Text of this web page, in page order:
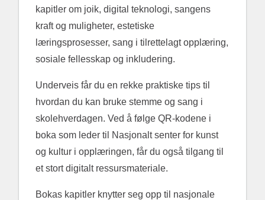
kapitler om joik, digital teknologi, sangens
kraft og muligheter, estetiske
læringsprosesser, sang i tilrettelagt opplæring,
sosiale fellesskap og inkludering.
Underveis får du en rekke praktiske tips til
hvordan du kan bruke stemme og sang i
skolehverdagen. Ved å følge QR-kodene i
boka som leder til Nasjonalt senter for kunst
og kultur i opplæringen, får du også tilgang til
et stort digitalt ressursmateriale.
Bokas kapitler knytter seg opp til nasjonale